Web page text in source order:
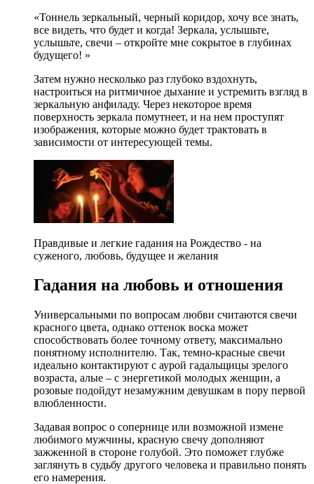
«Тоннель зеркальный, черный коридор, хочу все знать,
все видеть, что будет и когда! Зеркала, услышьте,
услышьте, свечи – откройте мне сокрытое в глубинах
будущего! »
Затем нужно несколько раз глубоко вздохнуть,
настроиться на ритмичное дыхание и устремить взгляд в
зеркальную анфиладу. Через некоторое время
поверхность зеркала помутнеет, и на нем проступят
изображения, которые можно будет трактовать в
зависимости от интересующей темы.
Правдивые и легкие гадания на Рождество - на
суженого, любовь, будущее и желания
Гадания на любовь и отношения
Универсальными по вопросам любви считаются свечи
красного цвета, однако оттенок воска может
способствовать более точному ответу, максимально
понятному исполнителю. Так, темно-красные свечи
идеально контактируют с аурой гадальщицы зрелого
возраста, алые – с энергетикой молодых женщин, а
розовые подойдут незамужним девушкам в пору первой
влюбленности.
Задавая вопрос о сопернице или возможной измене
любимого мужчины, красную свечу дополняют
зажженной в стороне голубой. Это поможет глубже
заглянуть в судьбу другого человека и правильно понять
его намерения.